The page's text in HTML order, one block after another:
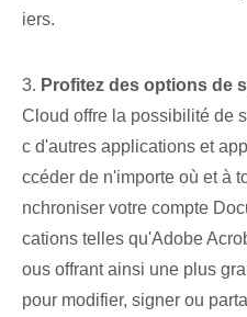
iers.
3. Profitez des options de
Cloud offre la possibilité de
c d'autres applications et
ccéder de n'importe où et à
nchroniser votre compte
cations telles qu'Adobe
ous offrant ainsi une plus
pour modifier, signer ou